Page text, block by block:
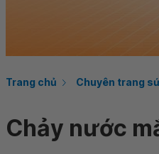
Trang chủ Chuyên trang
Chảy nước